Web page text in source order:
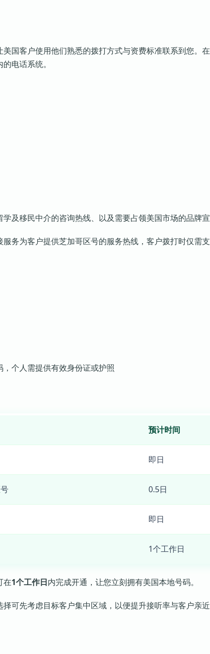
国客户使用他们熟悉的拨打方式与资费标准联系到您。
电话系统。
及移民中介的咨询热线、以及需要占领美国市场的品牌
务为客户提供芝加哥区号的服务热线，客户拨打时仅需
个人需提供有效身份证或护照
预计时间
即日
0.5日
即日
1个工作日
在1个工作日内完成开通，让您立刻拥有美国本地号码。
可先考虑目标客户集中区域，以便提升接听率与客户亲